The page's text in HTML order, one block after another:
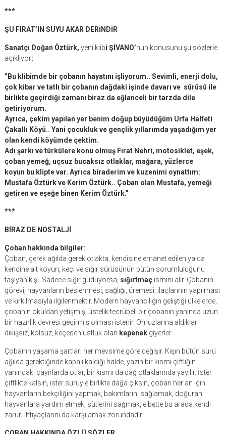
***
ŞU FIRAT’IN SUYU AKAR DERİNDİR
Sanatçı Doğan Öztürk, yeni klibi ŞİVANO’nun konusunu şu sözlerle
açıklıyor:
“Bu klibimde bir çobanın hayatını işliyorum.. Sevimli, enerji dolu,
çok kibar ve tatlı bir çobanın dağdaki işinde davarı ve sürüsü ile
birlikte geçirdiği zamanı biraz da eğlanceli bir tarzda dile
getiriyorum.
Ayrıca, çekim yapılan yer benim doğup büyüdüğüm Urfa Halfeti
Çakallı Köyü.. Yani çocukluk ve gençlik yıllarımda yaşadığım yer
olan kendi köyümde çektim.
Adı şarkı ve türkülere konu olmuş Fırat Nehri, motosiklet, eşek,
çoban yemeğ, uçsuz bucaksız otlaklar, mağara, yüzlerce
koyun bu klipte var. Ayrıca biraderim ve kuzenimi oynattım:
Mustafa Öztürk ve Kerim Öztürk.. Çoban olan Mustafa, yemeği
getiren ve eşeğe binen Kerim Öztürk.”
***
BİRAZ DE NOSTALJİ
Çoban hakkında bilgiler:
Çoban, gerek ağılda gerek otlakta, kendisine emanet edilen ya da
kendine ait koyun, keçi ve sığır sürüsünün bütün sorumluluğunu
taşıyan kişi. Sadece sığır güdüyorsa, sığırtmaç ismini alır. Çobanın
görevi, hayvanların beslenmesi, sağlığı, üremesi, ilaçlarının yapılması
ve kırkılmasıyla ilgilenmektir. Modern hayvancılığın geliştiği ülkelerde,
çobanın okuldan yetişmiş, üstelik tecrübeli bir çobanın yanında uzun
bir hazırlık devresi geçirmiş olması istenir. Omuzlarına aldıkları
dikişsiz, kolsuz, keçeden üstlük olan kepenekgiyerler.
Çobanın yaşama şartları her mevsime göre değişir. Kışın bütün sürü
ağılda gerektiğinde kapalı kaldığı halde, yazın bir kısmı çiftliğin
yanındaki çayırlarda otlar, bir kısmı da dağ otlaklarında yayılır. İster
çiftlikte kalsın, ister sürüyle birlikte dağa çıksın, çoban her an için
hayvanların bekçiliğini yapmak, bakımlarını sağlamak, doğuran
hayvanlara yardım etmek, sütlerini sağmak, elbette bu arada kendi
zaruri ihtiyaçlarını da karşılamak zorundadır.